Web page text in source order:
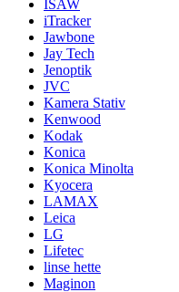
ISAW
iTracker
Jawbone
Jay Tech
Jenoptik
JVC
Kamera Stativ
Kenwood
Kodak
Konica
Konica Minolta
Kyocera
LAMAX
Leica
LG
Lifetec
linse hette
Maginon